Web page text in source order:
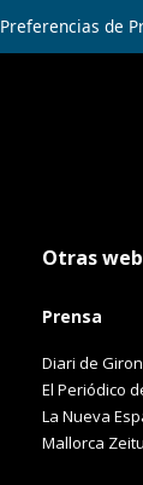
Preferencias de
Otras
Prensa
Diari de
El Periódico
La Nueva
Mallorca